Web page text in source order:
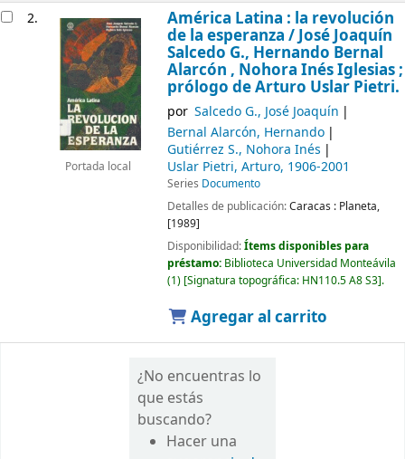
2.
Portada local
América Latina : la revolución
de la esperanza /José Joaquín
Salcedo G., Hernando Bernal
Alarcón , Nohora Inés Iglesias ;
prólogo de Arturo Uslar Pietri.
por Salcedo G., José Joaquín
Bernal Alarcón, Hernando
Gutiérrez S., Nohora Inés
Uslar Pietri, Arturo, 1906-2001
Series Documento
Detalles de publicación:Caracas : Planeta,
[1989]
Disponibilidad:Ítems disponibles para
préstamo: Biblioteca Universidad Monteávila
(1) Signatura topográfica: HN110.5 A8 S3 .
Agregar al carrito
¿No encuentras lo
que estás
buscando?
Hacer una